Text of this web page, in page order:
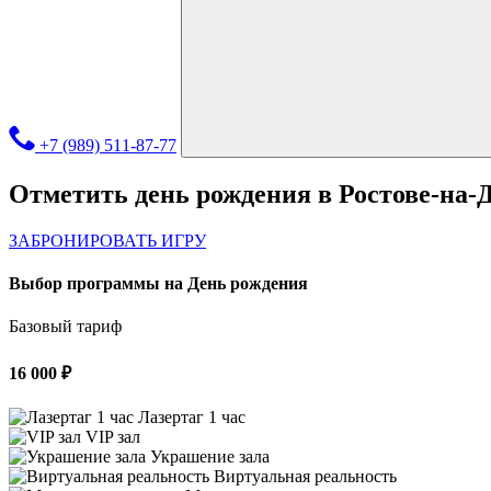
+7 (989) 511-87-77
Отметить день рождения в Ростове-на-
ЗАБРОНИРОВАТЬ ИГРУ
Выбор программы на День рождения
Базовый тариф
16 000 ₽
Лазертаг 1 час
VIP зал
Украшение зала
Виртуальная реальность